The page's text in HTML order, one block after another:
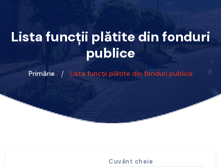
Lista funcții plătite din fonduri
publice
Primărie Lista funcții plătite din fonduri publice
Cuvânt cheie